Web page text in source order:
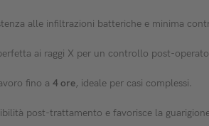
alle infiltrazioni batteriche e minima
ai raggi X per un controllo post-
fino a 4 ore, ideale per casi complessi.
post-trattamento e favorisce la